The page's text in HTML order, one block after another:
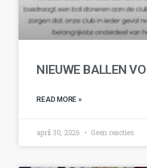
NIEUWE BALLEN
READ MORE »
april 30, 2026 Geen reacties